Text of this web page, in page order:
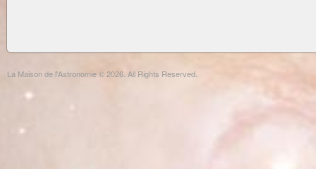
La Maison de l'Astronomie © 2026. All Rights Reserved.